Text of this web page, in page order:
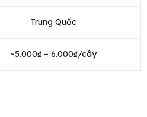
Trung Quốc
~5.000₫ – 6.000₫/cây